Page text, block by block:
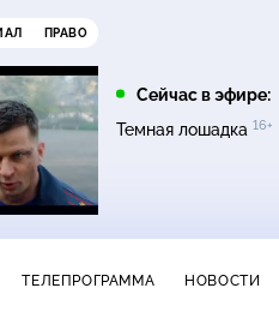
ПРАВО
Сейчас в эфире:
Темная лошадка 16+
17:00
Невский. Чужой среди
ТЕЛЕПРОГРАММА НОВОСТИ